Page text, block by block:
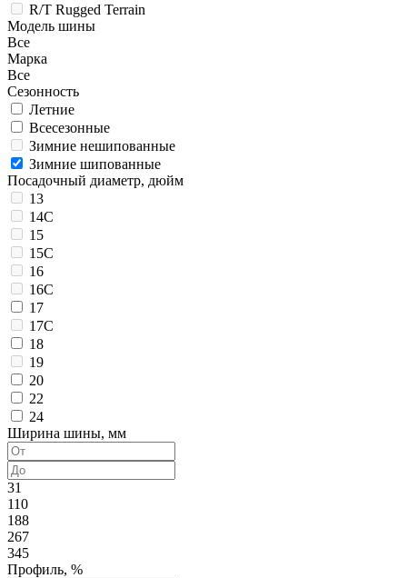
R/T Rugged Terrain
Модель шины
Все
Марка
Все
Сезонность
Летние
Всесезонные
Зимние нешипованные
Зимние шипованные
Посадочный диаметр, дюйм
13
14C
15
15C
16
16C
17
17C
18
19
20
22
24
Ширина шины, мм
31
110
188
267
345
Профиль, %